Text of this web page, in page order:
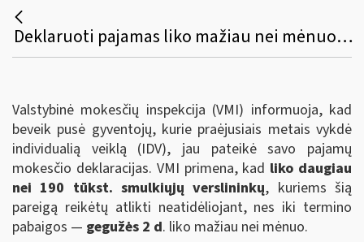
Deklaruoti pajamas liko mažiau nei mėnuo — ypač svarbu suskubti vykdžiusiems individualią veiklą
Valstybinė mokesčių inspekcija (VMI) informuoja, kad
beveik pusė gyventojų, kurie praėjusiais metais vykdė
individualią veiklą (IDV), jau pateikė savo pajamų
mokesčio deklaracijas. VMI primena, kad liko daugiau
nei 190 tūkst. smulkiųjų verslininkų, kuriems šią
pareigą reikėtų atlikti neatidėliojant, nes iki termino
pabaigos — gegužės 2 d. liko mažiau nei mėnuo.